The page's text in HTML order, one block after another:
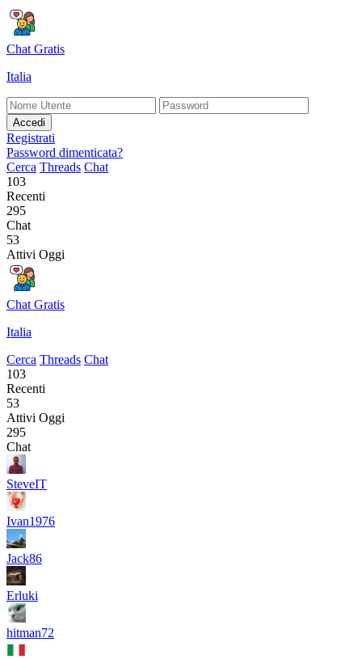
Chat Gratis
Italia
Accedi
Registrati
Password dimenticata?
Cerca Threads Chat
103
Recenti
295
Chat
53
Attivi Oggi
Chat Gratis
Italia
Cerca Threads Chat
103
Recenti
53
Attivi Oggi
295
Chat
SteveIT
Ivan1976
Jack86
Erluki
hitman72